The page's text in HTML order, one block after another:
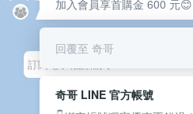
購買說明
常見問題
隱私權聲明
保固卡登錄
保固查詢
加入會員享首購金 600 元😊
回覆至 奇哥
奇哥 LINE 官方帳號